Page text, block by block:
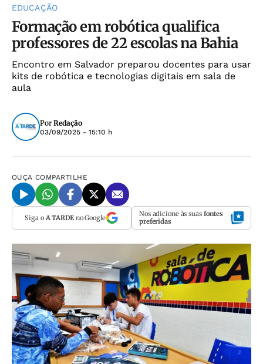
EDUCAÇÃO
Formação em robótica qualifica
professores de 22 escolas na Bahia
Encontro em Salvador preparou docentes para usar
kits de robótica e tecnologias digitais em sala de
aula
Por Redação
03/09/2025 - 15:10 h
OUÇA COMPARTILHE
Siga o A TARDEno Google Nos adicione às suas fontes
preferidas